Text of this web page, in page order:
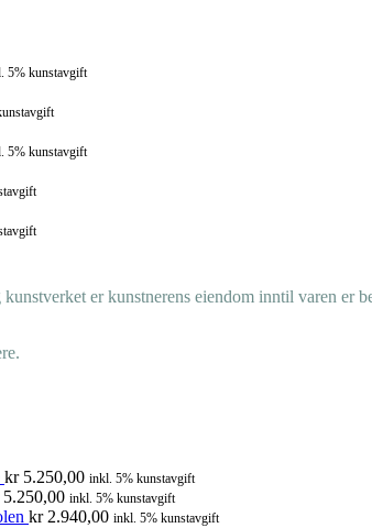
5% kunstavgift
5% kunstavgift
er kunstnerens eiendom inntil varen er
kr5.250,00 inkl. 5% kunstavgift
5.250,00 inkl. 5% kunstavgift
kr2.940,00 inkl. 5% kunstavgift